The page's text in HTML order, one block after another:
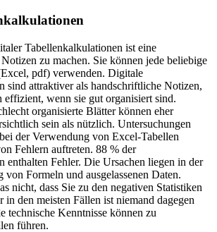
Tabellenkalkulationen ist eine
zu machen. Sie können jede beliebige
pdf) verwenden. Digitale
sind attraktiver als handschriftliche Notizen,
effizient, wenn sie gut organisiert sind.
organisierte Blätter können eher
sein als nützlich. Untersuchungen
der Verwendung von Excel-Tabellen
Fehlern auftreten. 88 % der
enthalten Fehler. Die Ursachen liegen in der
von Formeln und ausgelassenen Daten.
nicht, dass Sie zu den negativen Statistiken
in den meisten Fällen ist niemand dagegen
technische Kenntnisse können zu
führen.